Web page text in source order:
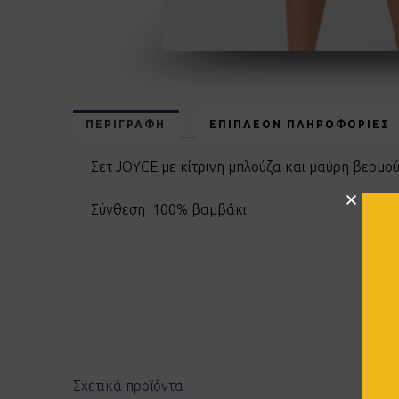
ΠΕΡΙΓΡΑΦΉ ΕΠΙΠΛΈΟΝ ΠΛΗΡΟΦΟΡΊΕΣ
Σετ JOYCE με κίτρινη μπλούζα και μαύρη
Σύνθεση 100% βαμβάκι
Σχετικά προϊόντα